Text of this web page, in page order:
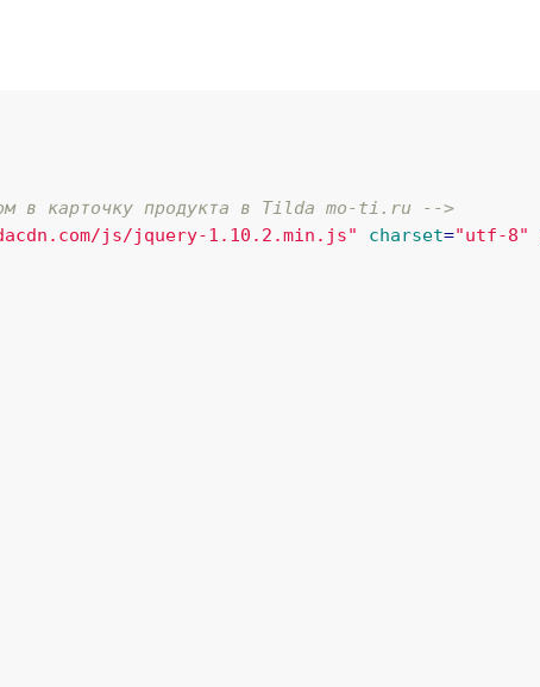
в карточку продукта в Tilda mo-ti.ru -->
js/jquery-1.10.2.min.js" charset="utf-8"